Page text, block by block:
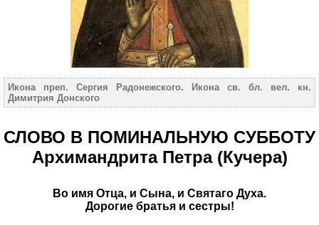
Икона преп. Сергия Радонежского. Икона св. бл. вел. кн.
Димитрия Донского
СЛОВО В ПОМИНАЛЬНУЮ СУББОТУ
Архимандрита Петра (Кучера)
Во имя Отца, и Сына, и Святаго Духа.
Дорогие братья и сестры!